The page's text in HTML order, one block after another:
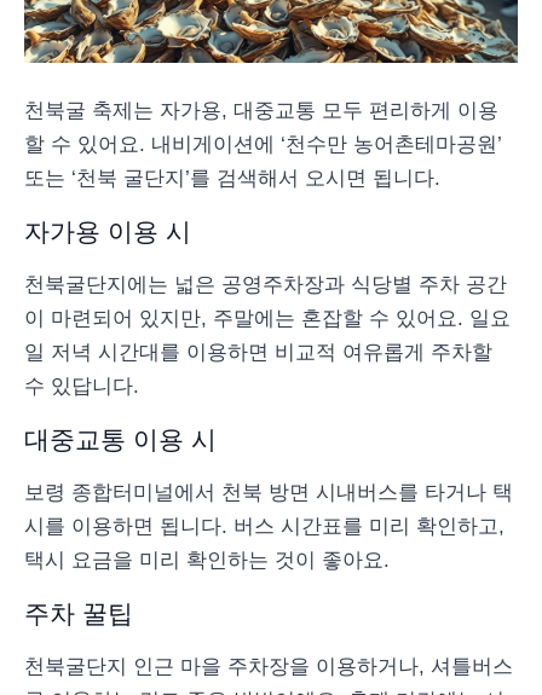
천북굴 축제는 자가용, 대중교통 모두 편리하게 이용
할 수 있어요. 내비게이션에 ‘천수만 농어촌테마공원’
또는 ‘천북 굴단지’를 검색해서 오시면 됩니다.
자가용 이용 시
천북굴단지에는 넓은 공영주차장과 식당별 주차 공간
이 마련되어 있지만, 주말에는 혼잡할 수 있어요. 일요
일 저녁 시간대를 이용하면 비교적 여유롭게 주차할
수 있답니다.
대중교통 이용 시
보령 종합터미널에서 천북 방면 시내버스를 타거나 택
시를 이용하면 됩니다. 버스 시간표를 미리 확인하고,
택시 요금을 미리 확인하는 것이 좋아요.
주차 꿀팁
천북굴단지 인근 마을 주차장을 이용하거나, 셔틀버스